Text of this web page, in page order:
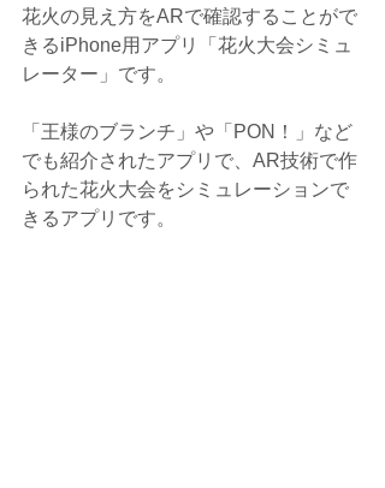
花火の見え方をARで確認することがで
きるiPhone用アプリ「花火大会シミュ
レーター」です。
「王様のブランチ」や「PON！」など
でも紹介されたアプリで、AR技術で作
られた花火大会をシミュレーションで
きるアプリです。